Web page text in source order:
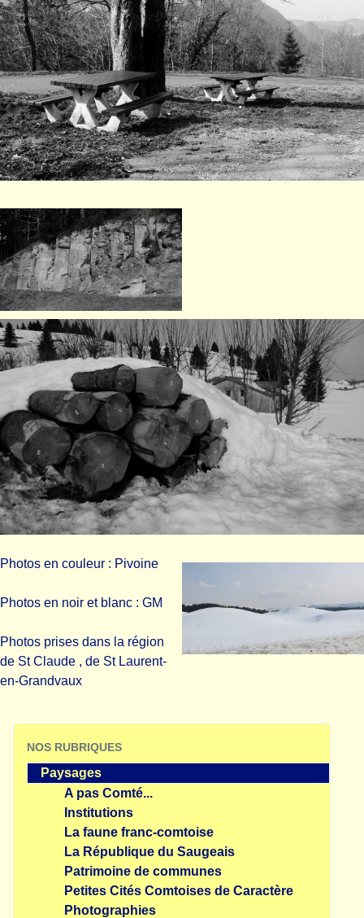
Photos en couleur : Pivoine
Photos en noir et blanc : GM
Photos prises dans la région
de St Claude , de St Laurent-
en-Grandvaux
NOS RUBRIQUES
Paysages
A pas Comté...
Institutions
La faune franc-comtoise
La République du Saugeais
Patrimoine de communes
Petites Cités Comtoises de Caractère
Photographies